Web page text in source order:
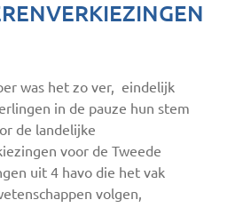
was het zo ver, eindelijk
in de pauze hun stem
de landelijke
voor de Tweede
uit 4 havo die het vak
volgen,